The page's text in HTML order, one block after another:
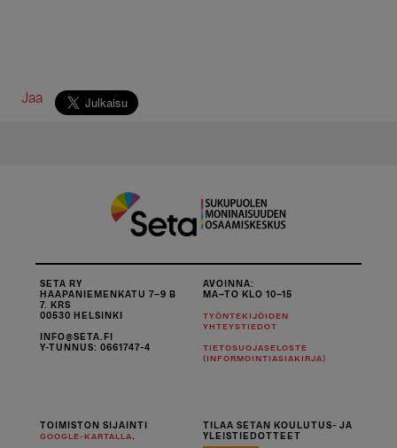
Jaa
SETA RY
HAAPANIEMENKATU 7–9 B
7. KRS
00530 HELSINKI
INFO@SETA.FI
Y-TUNNUS: 0661747-4
AVOINNA:
MA–TO KLO 10–15
TYÖNTEKIJÖIDEN
YHTEYSTIEDOT
TIETOSUOJASELOSTE
(INFORMOINTIASIAKIRJA)
TOIMISTON SIJAINTI
GOOGLE-KARTALLA
TILAA SETAN KOULUTUS- JA
YLEISTIEDOTTEET